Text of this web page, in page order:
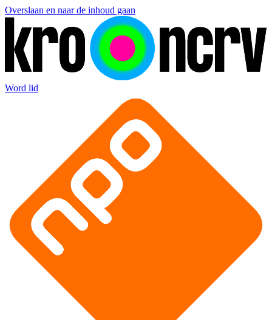
Overslaan en naar de inhoud gaan
Word lid